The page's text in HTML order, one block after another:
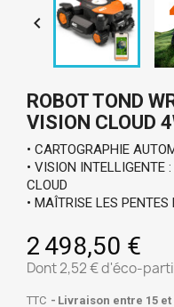

ROBOT TOND
VISION CLOUD
• CARTOGRAPHIE
• VISION
CLOUD
• MAÎTRISE LES PENTES
2 498,50 €
Dont 2,52 € d'éco-
TTC Livraison entre 15 et